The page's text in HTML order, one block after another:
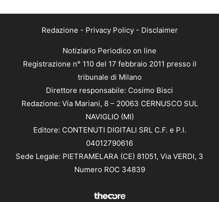
Redazione - Privacy Policy- Disclaimer
Notiziario Periodico on line
Registrazione n° 110 del 17 febbraio 2011 presso il
tribunale di Milano
Direttore responsabile: Cosimo Bisci
Redazione: Via Mariani, 8 – 20063 CERNUSCO SUL
NAVIGLIO (MI)
Editore: CONTENUTI DIGITALI SRL C.F. e P.I.
04012790616
Sede Legale: PIETRAMELARA (CE) 81051, Via VERDI, 3
Numero ROC 34839